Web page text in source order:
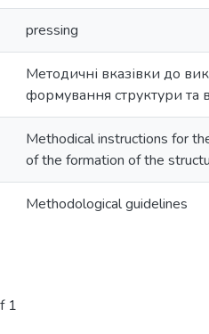
pressing
Методичні вказівки до
формування структури та
Methodical instructions for
of the formation of the
Methodological guidelines
1